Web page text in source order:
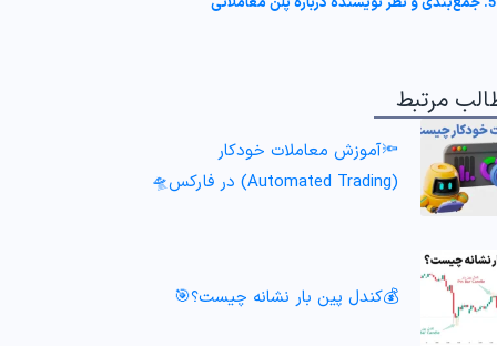
مرتبط
🔦آموزش معاملات خودکار
(Automated Trading) در فارکس🛸
💰کندل پین بار نشانه چیست؟🎯